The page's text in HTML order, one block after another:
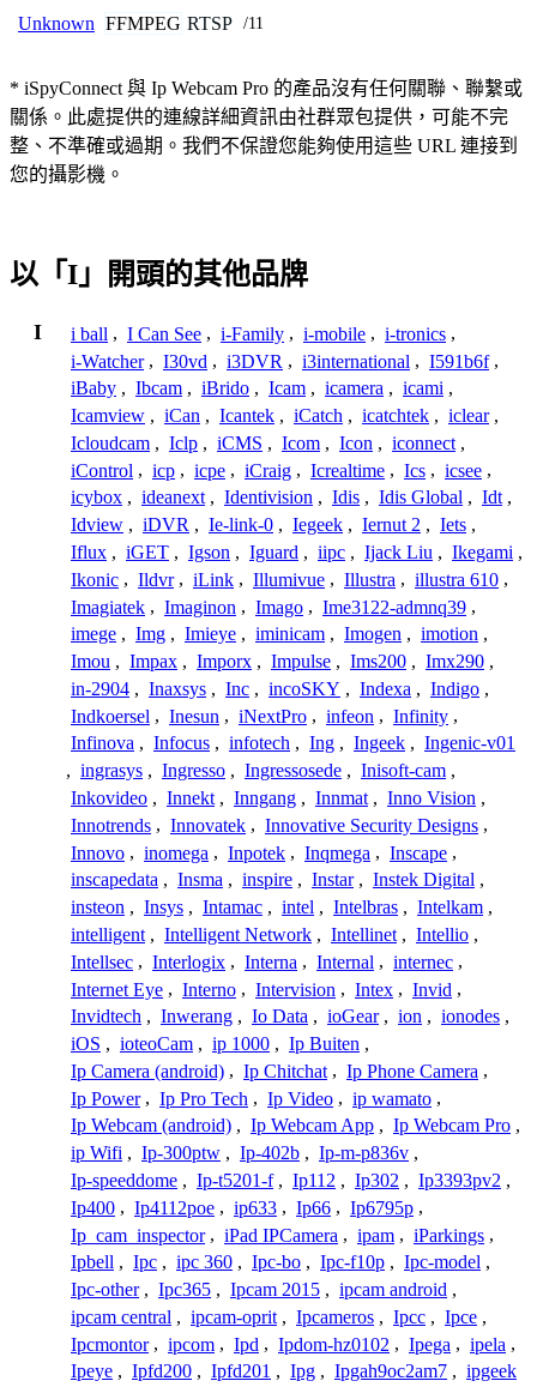
Unknown FFMPEG RTSP /11
* iSpyConnect 與 Ip Webcam Pro 的產品沒有任何關聯、聯繫或
關係。此處提供的連線詳細資訊由社群眾包提供，可能不完
整、不準確或過期。我們不保證您能夠使用這些 URL 連接到
您的攝影機。
以「I」開頭的其他品牌
I i ball , I Can See , i-Family , i-mobile , i-tronics ,
i-Watcher , I30vd , i3DVR , i3international , I591b6f ,
iBaby , Ibcam , iBrido , Icam , icamera , icami ,
Icamview , iCan , Icantek , iCatch , icatchtek , iclear ,
Icloudcam , Iclp , iCMS , Icom , Icon , iconnect ,
iControl , icp , icpe , iCraig , Icrealtime , Ics , icsee ,
icybox , ideanext , Identivision , Idis , Idis Global , Idt ,
Idview , iDVR , Ie-link-0 , Iegeek , Iernut 2 , Iets ,
Iflux , iGET , Igson , Iguard , iipc , Ijack Liu , Ikegami ,
Ikonic , Ildvr , iLink , Illumivue , Illustra , illustra 610 ,
Imagiatek , Imaginon , Imago , Ime3122-admnq39 ,
imege , Img , Imieye , iminicam , Imogen , imotion ,
Imou , Impax , Imporx , Impulse , Ims200 , Imx290 ,
in-2904 , Inaxsys , Inc , incoSKY , Indexa , Indigo ,
Indkoersel , Inesun , iNextPro , infeon , Infinity ,
Infinova , Infocus , infotech , Ing , Ingeek , Ingenic-v01
, ingrasys , Ingresso , Ingressosede , Inisoft-cam ,
Inkovideo , Innekt , Inngang , Innmat , Inno Vision ,
Innotrends , Innovatek , Innovative Security Designs ,
Innovo , inomega , Inpotek , Inqmega , Inscape ,
inscapedata , Insma , inspire , Instar , Instek Digital ,
insteon , Insys , Intamac , intel , Intelbras , Intelkam ,
intelligent , Intelligent Network , Intellinet , Intellio ,
Intellsec , Interlogix , Interna , Internal , internec ,
Internet Eye , Interno , Intervision , Intex , Invid ,
Invidtech , Inwerang , Io Data , ioGear , ion , ionodes ,
iOS , ioteoCam , ip 1000 , Ip Buiten ,
Ip Camera (android) , Ip Chitchat , Ip Phone Camera ,
Ip Power , Ip Pro Tech , Ip Video , ip wamato ,
Ip Webcam (android) , Ip Webcam App , Ip Webcam Pro ,
ip Wifi , Ip-300ptw , Ip-402b , Ip-m-p836v ,
Ip-speeddome , Ip-t5201-f , Ip112 , Ip302 , Ip3393pv2 ,
Ip400 , Ip4112poe , ip633 , Ip66 , Ip6795p ,
Ip_cam_inspector , iPad IPCamera , ipam , iParkings ,
Ipbell , Ipc , ipc 360 , Ipc-bo , Ipc-f10p , Ipc-model ,
Ipc-other , Ipc365 , Ipcam 2015 , ipcam android ,
ipcam central , ipcam-oprit , Ipcameros , Ipcc , Ipce ,
Ipcmontor , ipcom , Ipd , Ipdom-hz0102 , Ipega , ipela ,
Ipeye , Ipfd200 , Ipfd201 , Ipg , Ipgah9oc2am7 , ipgeek